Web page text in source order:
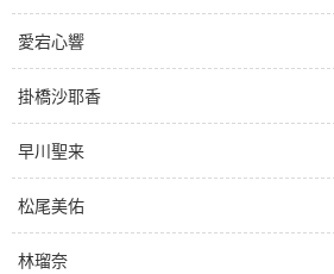
愛宕心響
掛橋沙耶香
早川聖来
松尾美佑
林瑠奈